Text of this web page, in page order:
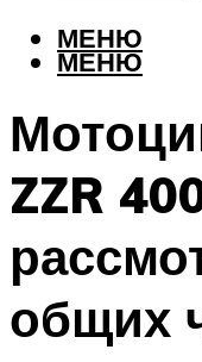
МЕНЮ
МЕНЮ
ZZR
общих